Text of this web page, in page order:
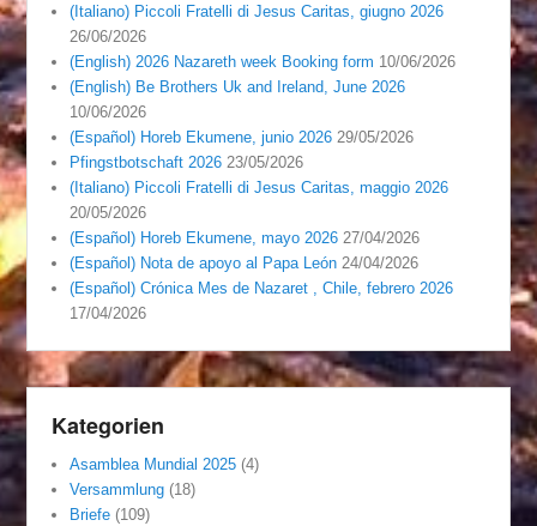
(Italiano) Piccoli Fratelli di Jesus Caritas, giugno 2026
26/06/2026
(English) 2026 Nazareth week Booking form 10/06/2026
(English) Be Brothers Uk and Ireland, June 2026
10/06/2026
(Español) Horeb Ekumene, junio 2026 29/05/2026
Pfingstbotschaft 2026 23/05/2026
(Italiano) Piccoli Fratelli di Jesus Caritas, maggio 2026
20/05/2026
(Español) Horeb Ekumene, mayo 2026 27/04/2026
(Español) Nota de apoyo al Papa León 24/04/2026
(Español) Crónica Mes de Nazaret , Chile, febrero 2026
17/04/2026
Kategorien
Asamblea Mundial 2025 (4)
Versammlung (18)
Briefe (109)